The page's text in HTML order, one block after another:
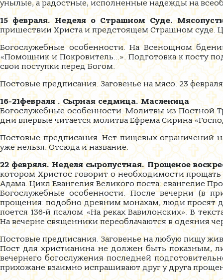
унылые, а радостные, исполненные надежды на
15 февраля. Неделя о Страшном Суде.
пришествии Христа и предстоящем Страшном суде.
Богослужебные особенности. На Всенощном
«Помощник и Покровитель...». Подготовка к посту
свои поступки перед Богом.
Постовые предписания. Заговенье на мясо. 23
16-21февраля . Сырная седмица. Масленица
Богослужебные особенности. Молитвы из Постной
дни впервые читается молитва Ефрема Сирина
Постовые предписания. Нет пищевых ограничений
уже нельзя. Отсюда и название.
22 февряля. Неделя сыропустная. Прощеное
котором Христос говорит о необходимости
Адама. Цикл Евангелия Великого поста: евангелие
Богослужебные особенности. После вечерни (в
прощения: подобно древним монахам, люди просят
поется 136-й псалом «На реках Вавилонских». В
На вечерне священники переоблачаются в одеяния
Постовые предписания. Заговенье на любую пищу
Пост для христианина не должен быть показным,
вечернего богослужения последней
прихожане взаимно испрашивают друг у друга